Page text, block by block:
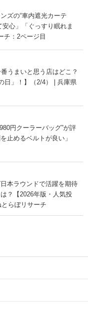
ズの“車内遮光カーテ
心」「ぐっすり眠れま
チ：2ページ目
うまいと思う店はどこ？
日」！】（2/4） | 兵庫県
円クーラーバッグ”が評
止めるベルトが良い」
本ラウンドで活躍を期待
？【2026年版・人気投
らぼリサーチ